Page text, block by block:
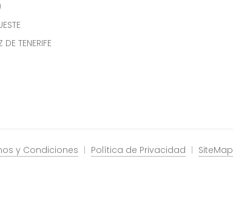
TENERIFE
y Condiciones Política de Privacidad SiteMap